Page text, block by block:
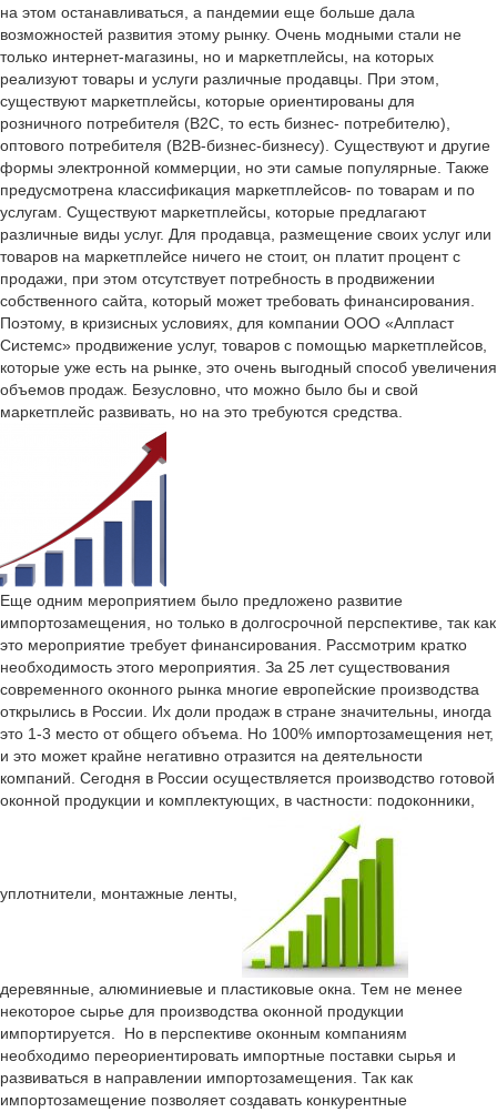
на этом останавливаться, а пандемии еще больше дала
возможностей развития этому рынку. Очень модными стали не
только интернет-магазины, но и маркетплейсы, на которых
реализуют товары и услуги различные продавцы. При этом,
существуют маркетплейсы, которые ориентированы для
розничного потребителя (В2С, то есть бизнес- потребителю),
оптового потребителя (В2В-бизнес-бизнесу). Существуют и другие
формы электронной коммерции, но эти самые популярные. Также
предусмотрена классификация маркетплейсов- по товарам и по
услугам. Существуют маркетплейсы, которые предлагают
различные виды услуг. Для продавца, размещение своих услуг или
товаров на маркетплейсе ничего не стоит, он платит процент с
продажи, при этом отсутствует потребность в продвижении
собственного сайта, который может требовать финансирования.
Поэтому, в кризисных условиях, для компании ООО «Алпласт
Системс» продвижение услуг, товаров с помощью маркетплейсов,
которые уже есть на рынке, это очень выгодный способ увеличения
объемов продаж. Безусловно, что можно было бы и свой
маркетплейс развивать, но на это требуются средства.
Еще одним мероприятием было предложено развитие
импортозамещения, но только в долгосрочной перспективе, так как
это мероприятие требует финансирования. Рассмотрим кратко
необходимость этого мероприятия. За 25 лет существования
современного оконного рынка многие европейские производства
открылись в России. Их доли продаж в стране значительны, иногда
это 1-3 место от общего объема. Но 100% импортозамещения нет,
и это может крайне негативно отразится на деятельности
компаний. Сегодня в России осуществляется производство готовой
оконной продукции и комплектующих, в частности: подоконники,
уплотнители, монтажные ленты,
деревянные, алюминиевые и пластиковые окна. Тем не менее
некоторое сырье для производства оконной продукции
импортируется. Но в перспективе оконным компаниям
необходимо переориентировать импортные поставки сырья и
развиваться в направлении импортозамещения. Так как
импортозамещение позволяет создавать конкурентные